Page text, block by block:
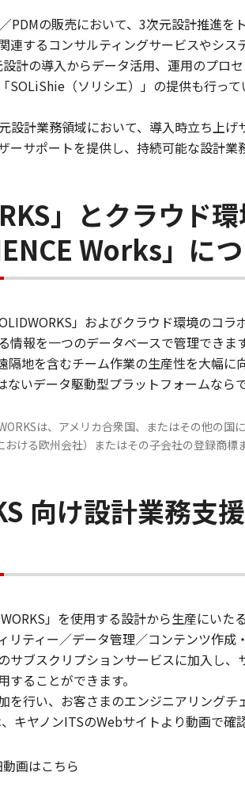
PDMの販売において、3次元設計推進
連するコンサルティングサービスやシ
計の導入からデータ活用、運用のプロ
（ソリシエ）」の提供も行って
設計業務領域において、導入時立ち上
ーサポートを提供し、持続可能な設計業
」とクラウド
Works」に
」およびクラウド環境のコ
情報を一つのデータベースで管理でき
隔地を含むチーム作業の生産性を大幅
ないデータ駆動型プラットフォームなら
は、アメリカ合衆国、またはその他の
ける欧州会社）またはその子会社の登録商標
向け設計業務支
」を使用する設計から生産にい
リティー／データ管理／コンテンツ作
サブスクリプションサービスに加入し
ることができます。
を行い、お客さまのエンジニアリングチ
キヤノンITSのWebサイトより動画で確
画はこちら